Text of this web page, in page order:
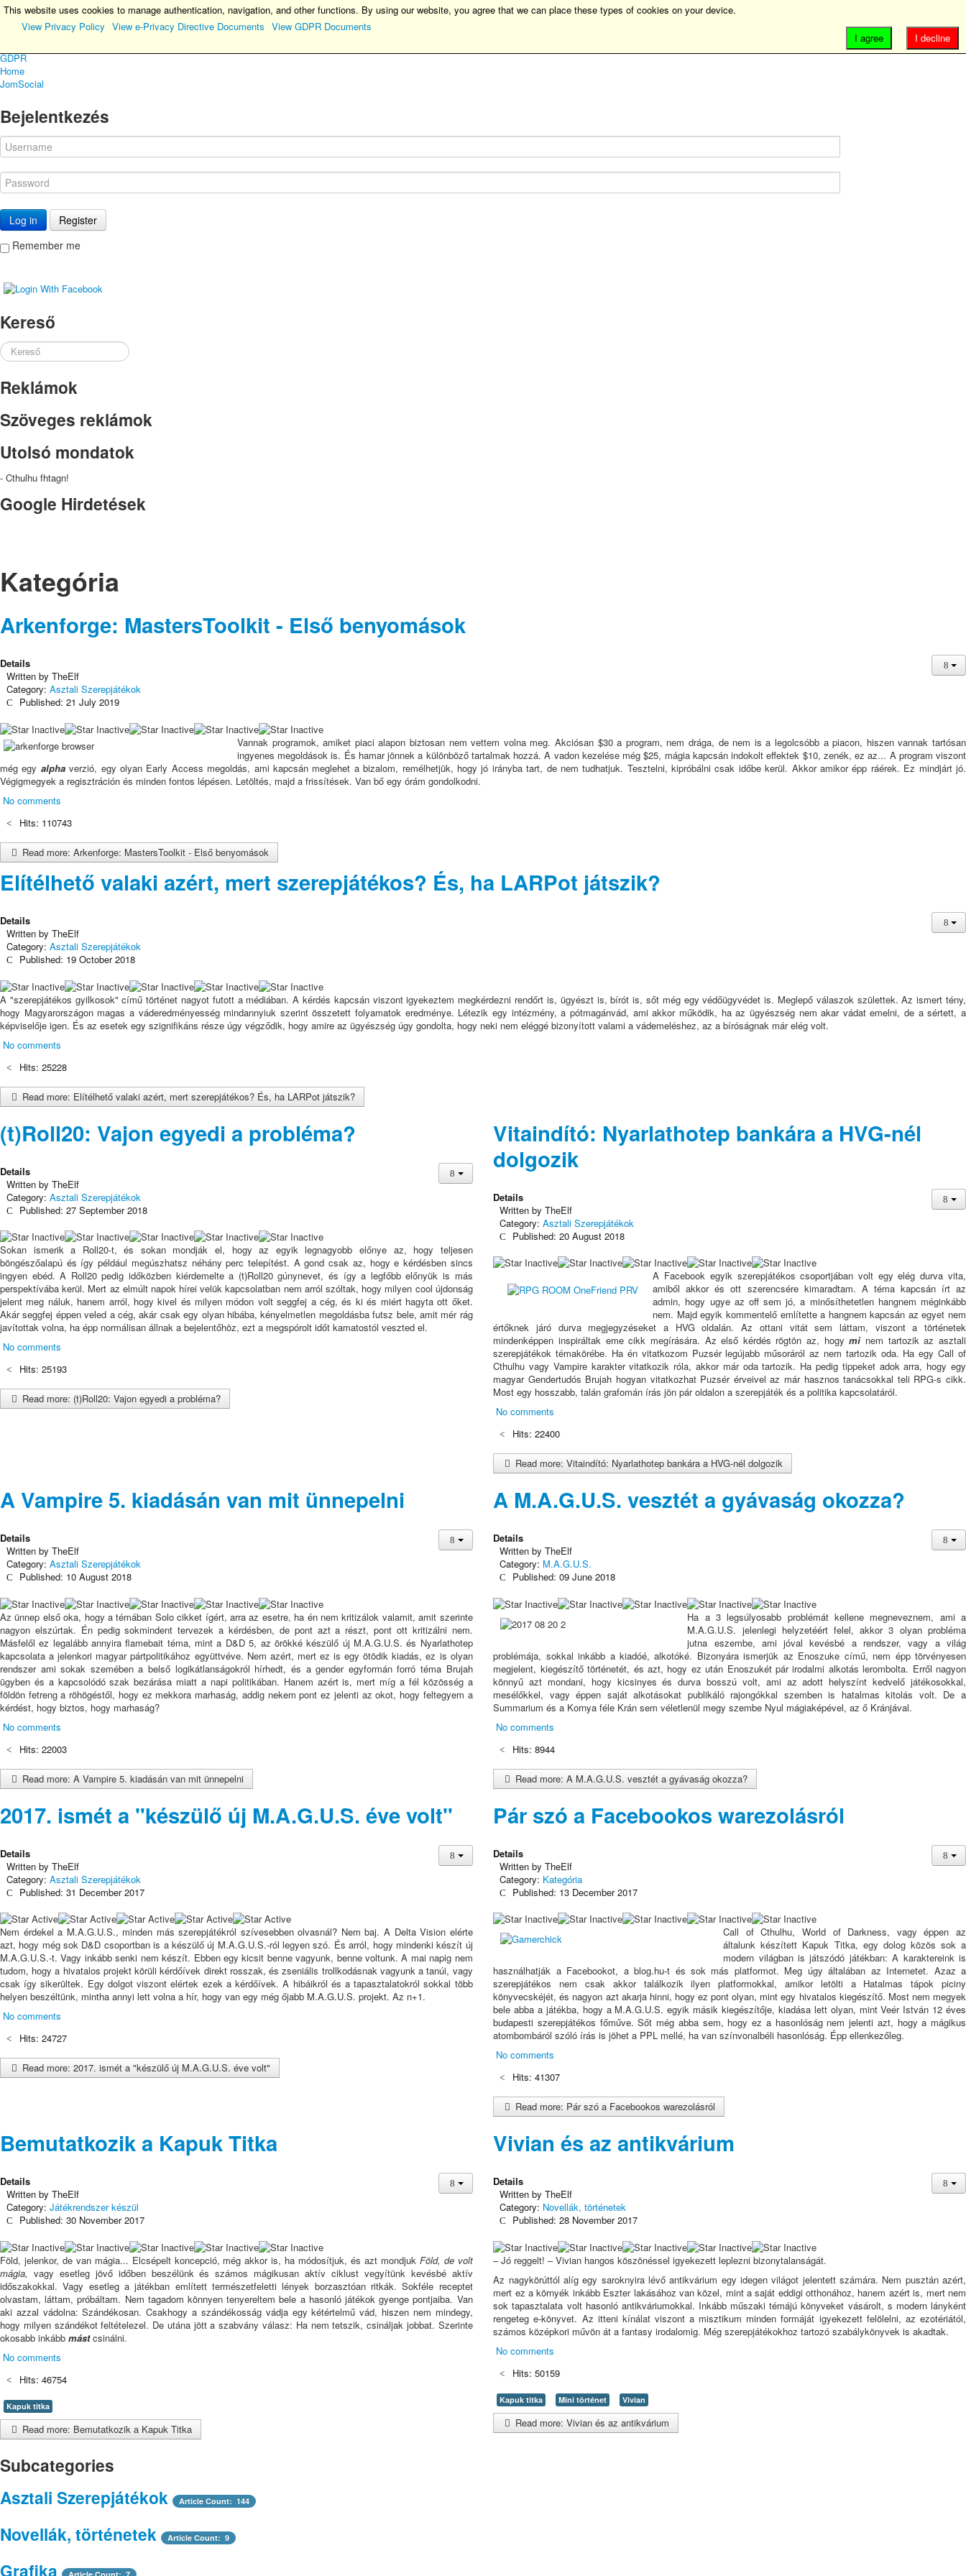
Main Menu
GDPR
Home
JomSocial
Bejelentkezés
Log in
Register
Remember me
Kereső
Search
...
Reklámok
Szöveges reklámok
Utolsó mondatok
- Cthulhu fhtagn!
Google Hirdetések
Kategória
Arkenforge: MastersToolkit - Első benyomások
Details
Written by TheElf
Category: Asztali Szerepjátékok
Published: 21 July 2019
Vannak programok, amiket piaci alapon biztosan nem vettem volna meg. Akciósan $30 a program, nem drága, de nem is a legolcsóbb a piacon, hiszen vannak tartósan
ingyenes megoldások is. És hamar jönnek a különböző tartalmak hozzá. A vadon kezelése még $25, mágia kapcsán indokolt effektek $10, zenék, ez az... A program viszont
még egy alphaverzió, egy olyan Early Access megoldás, ami kapcsán meglehet a bizalom, remélhetjük, hogy jó irányba tart, de nem tudhatjuk. Tesztelni, kipróbálni csak időbe kerül. Akkor amikor épp ráérek. Ez mindjárt jó.
Végigmegyek a regisztráción és minden fontos lépésen. Letöltés, majd a frissítések. Van bő egy órám gondolkodni.
No comments
Hits: 110743
Read more: Arkenforge: MastersToolkit - Első benyomások
Elítélhető valaki azért, mert szerepjátékos? És, ha LARPot játszik?
Details
Written by TheElf
Category: Asztali Szerepjátékok
Published: 19 October 2018
A "szerepjátékos gyilkosok" című történet nagyot futott a médiában. A kérdés kapcsán viszont igyekeztem megkérdezni rendőrt is, ügyészt is, bírót is, sőt még egy védőügyvédet is. Meglepő válaszok születtek. Az ismert tény,
hogy Magyarországon magas a váderedményesség mindannyiuk szerint összetett folyamatok eredménye. Létezik egy intézmény, a pótmagánvád, ami akkor működik, ha az ügyészség nem akar vádat emelni, de a sértett, a
képviselője igen. És az esetek egy szignifikáns része úgy végződik, hogy amire az ügyészség úgy gondolta, hogy neki nem eléggé bizonyított valami a vádemeléshez, az a bíróságnak már elég volt.
No comments
Hits: 25228
Read more: Elítélhető valaki azért, mert szerepjátékos? És, ha LARPot játszik?
(t)Roll20: Vajon egyedi a probléma?
Details
Written by TheElf
Category: Asztali Szerepjátékok
Published: 27 September 2018
Sokan ismerik a Roll20-t, és sokan mondják el, hogy az egyik legnagyobb előnye az, hogy teljesen
böngészőalapú és így például megúszhatsz néhány perc telepítést. A gond csak az, hogy e kérdésben sincs
ingyen ebéd. A Roll20 pedig időközben kiérdemelte a (t)Roll20 gúnynevet, és így a legfőbb előnyük is más
perspektívába kerül. Mert az elmúlt napok hírei velük kapcsolatban nem arról szóltak, hogy milyen cool újdonság
jelent meg náluk, hanem arról, hogy kivel és milyen módon volt seggfej a cég, és ki és miért hagyta ott őket.
Akár seggfej éppen veled a cég, akár csak egy olyan hibába, kényelmetlen megoldásba futsz bele, amit mér rág
javítottak volna, ha épp normálisan állnak a bejelentőhöz, ezt a megspórolt időt kamatostól veszted el.
No comments
Hits: 25193
Read more: (t)Roll20: Vajon egyedi a probléma?
Vitaindító: Nyarlathotep bankára a HVG-nél
dolgozik
Details
Written byTheElf
Category:Asztali Szerepjátékok
Published: 20 August 2018
A Facebook egyik szerepjátékos csoportjában volt egy elég durva vita,
amiből akkor és ott szerencsére kimaradtam. A téma kapcsán írt az
admin, hogy ugye az off sem jó, a minősíthetetlen hangnem méginkább
nem. Majd egyik kommentelő említette a hangnem kapcsán az egyet nem
értőknek járó durva megjegyzéseket a HVG oldalán. Az ottani vitát sem láttam, viszont a történetek
mindenképpen inspiráltak eme cikk megírására. Az első kérdés rögtön az, hogymi nem tartozik az asztali
szerepjátékok témakörébe. Ha én vitatkozom Puzsér legújabb műsoráról az nem tartozik oda. Ha egy Call of
Cthulhu vagy Vampire karakter vitatkozik róla, akkor már oda tartozik. Ha pedig tippeket adok arra, hogy egy
magyar Gendertudós Brujah hogyan vitatkozhat Puzsér érveivel az már hasznos tanácsokkal teli RPG-s cikk.
Most egy hosszabb, talán grafomán írás jön pár oldalon a szerepjáték és a politika kapcsolatáról.
No comments
Hits: 22400
Read more: Vitaindító: Nyarlathotep bankára a HVG-nél dolgozik
A Vampire 5. kiadásán van mit ünnepelni
Details
Written by TheElf
Category: Asztali Szerepjátékok
Published: 10 August 2018
Az ünnep első oka, hogy a témában Solo cikket ígért, arra az esetre, ha én nem kritizálok valamit, amit szerinte
nagyon elszúrtak. Én pedig sokmindent tervezek a kérdésben, de pont azt a részt, pont ott kritizálni nem.
Másfelől ez legalább annyira flamebait téma, mint a D&D 5, az örökké készülő új M.A.G.U.S. és Nyarlathotep
kapcsolata a jelenkori magyar pártpolitikához együttvéve. Nem azért, mert ez is egy ötödik kiadás, ez is olyan
rendszer ami sokak szemében a belső logikátlanságokról hírhedt, és a gender egyformán forró téma Brujah
ügyben és a kapcsolódó szak bezárása miatt a napi politikában. Hanem azért is, mert míg a fél közösség a
földön fetreng a röhögéstől, hogy ez mekkora marhaság, addig nekem pont ez jelenti az okot, hogy feltegyem a
kérdést, hogy biztos, hogy marhaság?
No comments
Hits: 22003
Read more: A Vampire 5. kiadásán van mit ünnepelni
A M.A.G.U.S. vesztét a gyávaság okozza?
Details
Written byTheElf
Category: M.A.G.U.S.
Published: 09 June 2018
Ha a 3 legsúlyosabb problémát kellene megneveznem, ami a
M.A.G.U.S. jelenlegi helyzetéért felel, akkor 3 olyan probléma
jutna eszembe, ami jóval kevésbé a rendszer, vagy a világ
problémája, sokkal inkább a kiadóé, alkotóké. Bizonyára ismerjük az Enoszuke című, nem épp törvényesen
megjelent, kiegészítő történetét, és azt, hogy ez után Enoszukét pár irodalmi alkotás lerombolta. Erről nagyon
könnyű azt mondani, hogy kicsinyes és durva bosszú volt, ami az adott helyszínt kedvelő játékosokkal,
mesélőkkel, vagy éppen saját alkotásokat publikáló rajongókkal szemben is hatalmas kitolás volt. De a
Summarium és a Kornya féle Krán sem véletlenül megy szembe Nyul mágiaképével, az ő Kránjával.
No comments
Hits: 8944
Read more: A M.A.G.U.S. vesztét a gyávaság okozza?
2017. ismét a "készülő új M.A.G.U.S. éve volt"
Details
Written by TheElf
Category: Asztali Szerepjátékok
Published: 31 December 2017
User
Rating:5/5
Nem érdekel a M.A.G.U.S., minden más szerepjátékról szívesebben olvasnál? Nem baj. A Delta Vision elérte
azt, hogy még sok D&D csoportban is a készülő új M.A.G.U.S.-ról legyen szó. És arról, hogy mindenki készít új
M.A.G.U.S.-t. Vagy inkább senki nem készít. Ebben egy kicsit benne vagyunk, benne voltunk. A mai napig nem
tudom, hogy a hivatalos projekt körüli kérdőívek direkt rosszak, és zseniális trollkodásnak vagyunk a tanúi, vagy
csak így sikerültek. Egy dolgot viszont elértek ezek a kérdőívek. A hibáikról és a tapasztalatokról sokkal több
helyen beszéltünk, mintha annyi lett volna a hír, hogy van egy még őjabb M.A.G.U.S. projekt. Az n+1.
No comments
Hits: 24727
Read more: 2017. ismét a "készülő új M.A.G.U.S. éve volt"
Pár szó a Facebookos warezolásról
Details
Written byTheElf
Category: Kategória
Published: 13 December 2017
Call of Cthulhu, World of Darkness, vagy éppen az
általunk készített Kapuk Titka, egy dolog közös sok a
modern világban is játszódó játékban: A karaktereink is
használhatják a Facebookot, a blog.hu-t és sok más platformot. Meg úgy általában az Internetet. Azaz a
szerepjátékos nem csak akkor találkozik ilyen platformokkal, amikor letölti a Hatalmas tápok piciny
könyvecskéjét, és nagyon azt akarja hinni, hogy ez pont olyan, mint egy hivatalos kiegészítő. Most nem megyek
bele abba a játékba, hogy a M.A.G.U.S. egyik másik kiegészítője, kiadása lett olyan, mint Veér István 12 éves
budapesti szerepjátékos főműve. Sőt még abba sem, hogy ez a hasonlóság nem jelenti azt, hogy a mágikus
atombombáról szóló írás is jöhet a PPL mellé, ha van színvonalbéli hasonlóság. Épp ellenkezőleg.
No comments
Hits: 41307
Read more: Pár szó a Facebookos warezolásról
Bemutatkozik a Kapuk Titka
Details
Written by TheElf
Category: Játékrendszer készül
Published: 30 November 2017
Föld, jelenkor, de van mágia... Elcsépelt koncepció, még akkor is, ha módosítjuk, és azt mondjuk Föld, de volt
mágia, vagy esetleg jövő időben beszélünk és számos mágikusan aktív ciklust vegyítünk kevésbé aktív
időszakokkal. Vagy esetleg a játékban említett természetfeletti lények borzasztóan ritkák. Sokféle receptet
olvastam, láttam, próbáltam. Nem tagadom könnyen tenyereltem bele a hasonló játékok gyenge pontjaiba. Van
aki azzal vádolna: Szándékosan. Csakhogy a szándékosság vádja egy kétértelmű vád, hiszen nem mindegy,
hogy milyen szándékot feltételezel. De utána jött a szabvány válasz: Ha nem tetszik, csináljak jobbat. Szerinte
okosabb inkább mástcsinálni.
No comments
Hits: 46754
Kapuk titka
Read more: Bemutatkozik a Kapuk Titka
Vivian és az antikvárium
Details
Written byTheElf
Category: Novellák, történetek
Published: 28 November 2017
– Jó reggelt! – Vivian hangos köszönéssel igyekezett leplezni bizonytalanságát.
Az nagykörúttól alíg egy saroknyira lévő antikvárium egy idegen világot jelentett számára. Nem pusztán azért,
mert ez a környék inkább Eszter lakásához van közel, mint a saját eddigi otthonához, hanem azért is, mert nem
sok tapasztalata volt hasonló antikváriumokkal. Inkább műszaki témájú könyveket vásárolt, s modern lányként
rengeteg e-könyvet. Az itteni kínálat viszont a misztikum minden formáját igyekezett felölelni, az ezotériától,
számos középkori művön át a fantasy irodalomig. Még szerepjátékokhoz tartozó szabálykönyvek is akadtak.
No comments
Hits: 50159
Kapuk titka Mini történet Vivian
Read more: Vivian és az antikvárium
Subcategories
Asztali Szerepjátékok
Article Count: 144
Novellák, történetek Article Count: 9
Grafika
This website uses cookies to manage authentication, navigation, and other functions. By using our website, you agree that we can place these types of cookies on your device.
View Privacy Policy View e-Privacy Directive Documents View GDPR Documents
I decline
I agree